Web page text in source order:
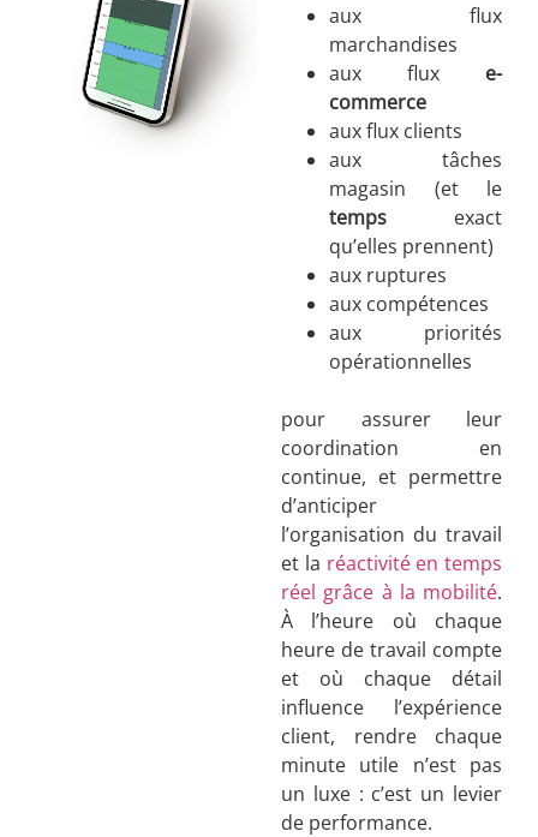
aux flux
marchandises
aux flux e-
commerce
aux flux clients
aux tâches
magasin (et le
temps exact
qu’elles prennent)
aux ruptures
aux compétences
aux priorités
opérationnelles
pour assurer leur
coordination en
continue, et permettre
d’anticiper
l’organisation du travail
et la réactivité en temps
réel grâce à la mobilité.
À l’heure où chaque
heure de travail compte
et où chaque détail
influence l’expérience
client, rendre chaque
minute utile n’est pas
un luxe : c’est un levier
de performance.